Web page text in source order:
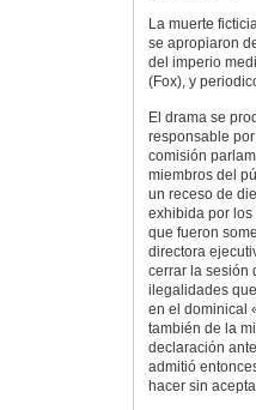
La muerte
se apropiaron
del imperio
(Fox), y
El drama se
responsable
comisión
miembros del
un receso de
exhibida por los
que fueron
directora
cerrar la sesión
ilegalidades
en el dominical
también de la
declaración
admitió
hacer sin